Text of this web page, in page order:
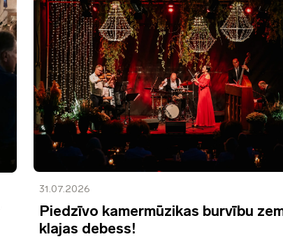
31.07.2026
Piedzīvo kamermūzikas burvību
klajas debess!